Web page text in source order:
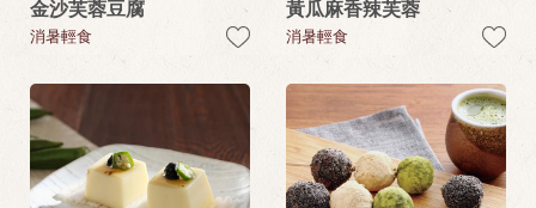
金沙芙蓉豆腐
消暑輕食
黃瓜麻香辣芙蓉
消暑輕食